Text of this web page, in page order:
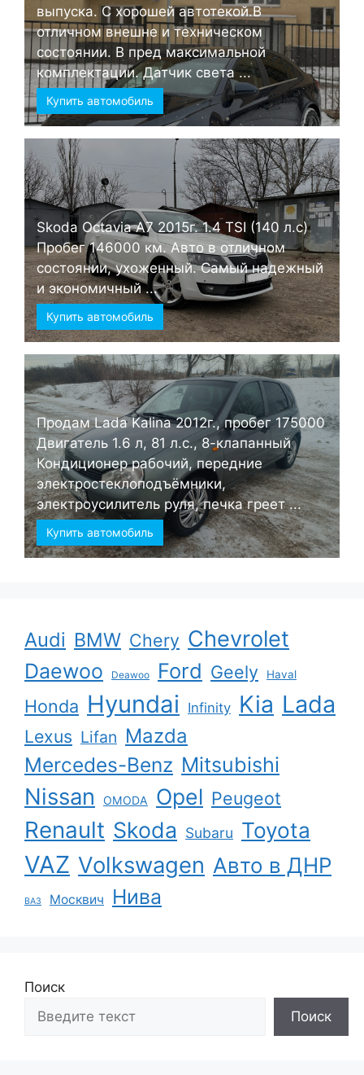
выпуска. С хорошей автотекой.В
отличном внешне и техническом
состоянии. В пред максимальной
комплектации. Датчик света ...
Купить автомобиль
Skoda Octavia А7 2015г. 1.4 TSI (140 л.с)
Пробег 146000 км. Авто в отличном
состоянии, ухоженный. Самый надежный
и экономичный ...
Купить автомобиль
Продам Lada Kalina 2012г., пробег 175000
Двигатель 1.6 л, 81 л.с., 8-клапанный
Кондиционер рабочий, передние
электростеклоподъёмники,
электроусилитель руля, печка греет ...
Купить автомобиль
Audi BMW Chery Chevrolet
Daewoo Deawoo Ford Geely Haval
Honda Hyundai Infinity Kia Lada
Lexus Lifan Mazda
Mercedes-Benz Mitsubishi
Nissan OMODA Opel Peugeot
Renault Skoda Subaru Toyota
VAZ Volkswagen Авто в ДНР
ВАЗ Москвич Нива
Поиск
Поиск